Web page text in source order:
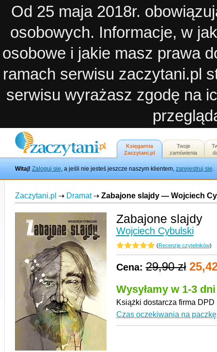
Od 25 maja 2018r.
osobowych. Informacje, w
osobowe i jakie masz prawa
ramach serwisu zaczytani.pl
serwisu wyrażasz zgodę na
Witaj! Zaloguj się, a jeśli nie jesteś jeszcze naszym klientem, zarejestruj się.
Księgarnia
Zaczytani.pl
Twoje
zamówienia
Zaczytani.pl Dramat Zabajone slajdy — Wojciech
Zabajone slajdy
Wojciech Cybulski
(Recenzje czytelników)
Cena: 29,90 zł
Wysyłamy w 1-3
Książki dostarcza firma DPD
Czas oczekiwania na paczkę